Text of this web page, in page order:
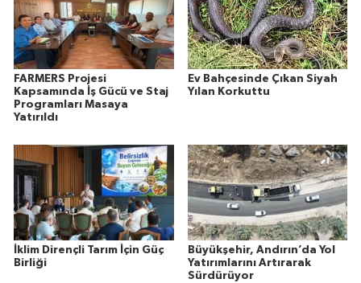
FARMERS Projesi
Kapsamında İş Gücü ve Staj
Programları Masaya
Yatırıldı
Ev Bahçesinde Çıkan Siyah
Yılan Korkuttu
İklim Dirençli Tarım İçin Güç
Birliği
Büyükşehir, Andırın’da Yol
Yatırımlarını Artırarak
Sürdürüyor